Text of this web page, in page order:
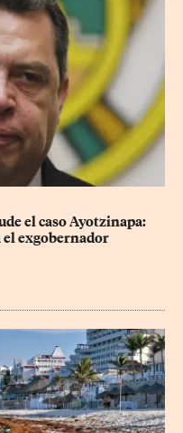
el caso Ayotzinapa:
el exgobernador